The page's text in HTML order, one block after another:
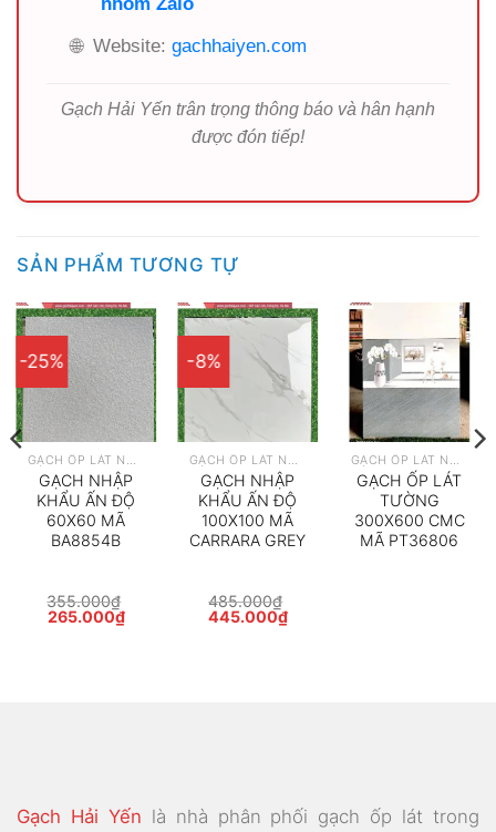
🌐 Website: gachhaiyen.com
Gạch Hải Yến trân trọng thông báo và hân hạnh
được đón tiếp!
SẢN PHẨM TƯƠNG TỰ
-25%
GẠCH ỐP LÁT NHẬP KHẨU
GẠCH NHẬP
KHẨU ẤN ĐỘ
60X60 MÃ
BA8854B
355.000₫
Giá
265.000₫Giá
hiện
-8%
GẠCH ỐP LÁT NHẬP KHẨU
GẠCH NHẬP
KHẨU ẤN ĐỘ
100X100 MÃ
CARRARA GREY
485.000₫
Giá
445.000₫Giá
hiện
GẠCH ỐP LÁT NHẬP KHẨU
GẠCH ỐP LÁT
TƯỜNG
300X600 CMC
MÃ PT36806
Gạch Hải Yến là nhà phân phối gạch ốp lát trong